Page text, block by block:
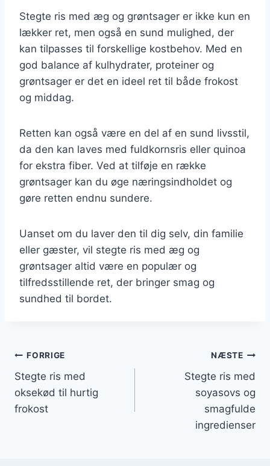
Stegte ris med æg og grøntsager er ikke kun en
lækker ret, men også en sund mulighed, der
kan tilpasses til forskellige kostbehov. Med en
god balance af kulhydrater, proteiner og
grøntsager er det en ideel ret til både frokost
og middag.
Retten kan også være en del af en sund livsstil,
da den kan laves med fuldkornsris eller quinoa
for ekstra fiber. Ved at tilføje en række
grøntsager kan du øge næringsindholdet og
gøre retten endnu sundere.
Uanset om du laver den til dig selv, din familie
eller gæster, vil stegte ris med æg og
grøntsager altid være en populær og
tilfredsstillende ret, der bringer smag og
sundhed til bordet.
Indlægsnavigation
FORRIGE
Stegte ris med
oksekød til hurtig
frokost
NÆSTE
Stegte ris med
soyasovs og
smagfulde
ingredienser